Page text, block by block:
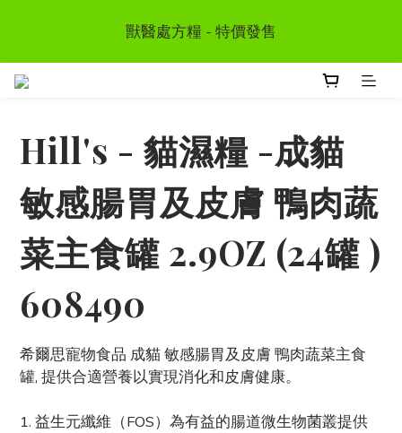
首次惠顧送$50 購物金  * (第二張訂單可享用, 不可與其
他優惠同時使用）
獸醫處方糧 - 特價發售
首次惠顧送$50 購物金  * (第二張訂單可享用, 不可與其
他優惠同時使用）
Hill's - 貓濕糧 -成貓
敏感腸胃及皮膚 鴨肉蔬
菜主食罐 2.9OZ (24罐 )
608490
希爾思寵物食品 成貓 敏感腸胃及皮膚 鴨肉蔬菜主食
罐, 提供合適營養以實現消化和皮膚健康。
1. 益生元纖維（FOS）為有益的腸道微生物菌叢提供